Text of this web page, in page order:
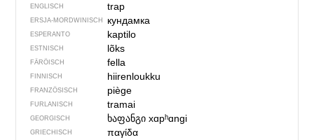
ENGLISCH trap
ERSJA-MORDWINISCH кундамка
ESPERANTO kaptilo
ESTNISCH lõks
FÄRÖISCH fella
FINNISCH hiirenloukku
FRANZÖSISCH piège
FURLANISCH tramai
GEORGISCH ხაფანგიxɑpʰɑngi
GRIECHISCH παγίδα